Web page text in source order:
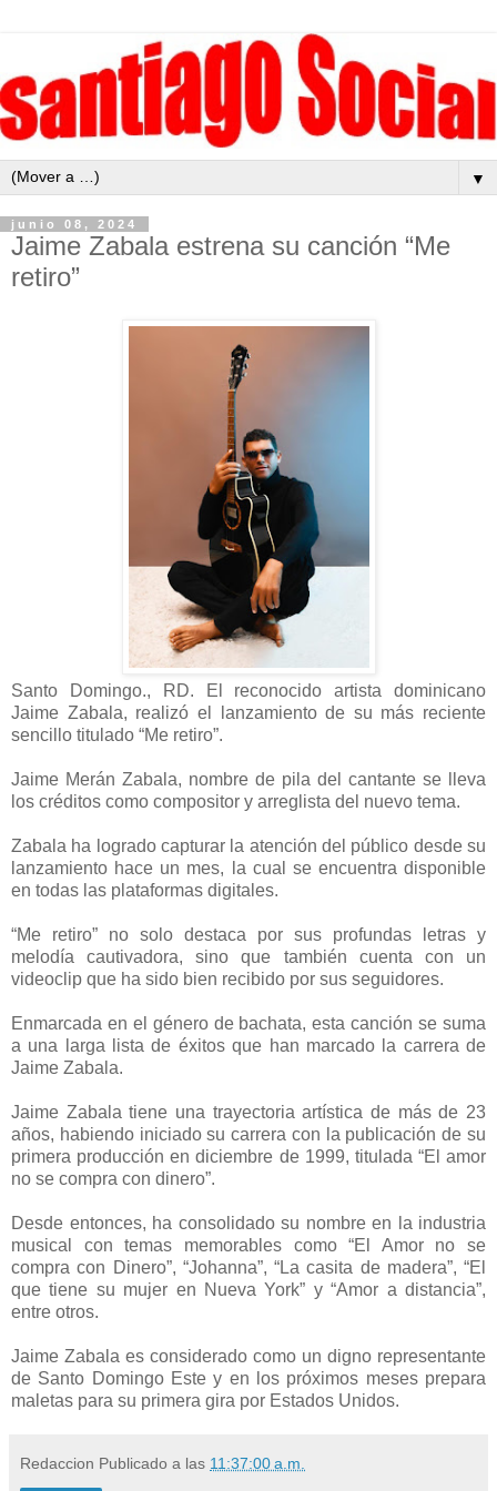
▼
junio 08, 2024
Jaime Zabala estrena su canción “Me
retiro”
Santo Domingo., RD. El reconocido artista dominicano
Jaime Zabala, realizó el lanzamiento de su más reciente
sencillo titulado “Me retiro”.
Jaime Merán Zabala, nombre de pila del cantante se lleva
los créditos como compositor y arreglista del nuevo tema.
Zabala ha logrado capturar la atención del público desde su
lanzamiento hace un mes, la cual se encuentra disponible
en todas las plataformas digitales.
“Me retiro” no solo destaca por sus profundas letras y
melodía cautivadora, sino que también cuenta con un
videoclip que ha sido bien recibido por sus seguidores.
Enmarcada en el género de bachata, esta canción se suma
a una larga lista de éxitos que han marcado la carrera de
Jaime Zabala.
Jaime Zabala tiene una trayectoria artística de más de 23
años, habiendo iniciado su carrera con la publicación de su
primera producción en diciembre de 1999, titulada “El amor
no se compra con dinero”.
Desde entonces, ha consolidado su nombre en la industria
musical con temas memorables como “El Amor no se
compra con Dinero”, “Johanna”, “La casita de madera”, “El
que tiene su mujer en Nueva York” y “Amor a distancia”,
entre otros.
Jaime Zabala es considerado como un digno representante
de Santo Domingo Este y en los próximos meses prepara
maletas para su primera gira por Estados Unidos.
Redaccion Publicado a las 11:37:00 a.m.